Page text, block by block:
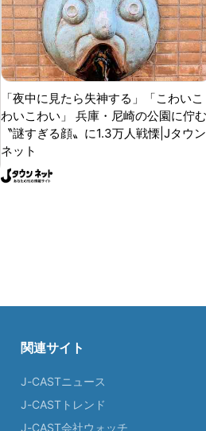
「夜中に見たら失神する」「こわいこ
わいこわい」 兵庫・尼崎の公園に佇む
〝謎すぎる顔〟に1.3万人戦慄|Jタウン
ネット
関連サイト
J-CASTニュース
J-CASTトレンド
J-CAST会社ウォッチ